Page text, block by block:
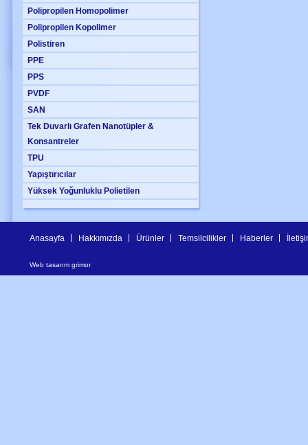
Polipropilen Homopolimer
Polipropilen Kopolimer
Polistiren
PPE
PPS
PVDF
SAN
Tek Duvarlı Grafen Nanotüpler &
Konsantreler
TPU
Yapıştırıcılar
Yüksek Yoğunluklu Polietilen
Anasayfa Hakkımızda Ürünler Temsilcilikler Haberler
Web tasarım grimor